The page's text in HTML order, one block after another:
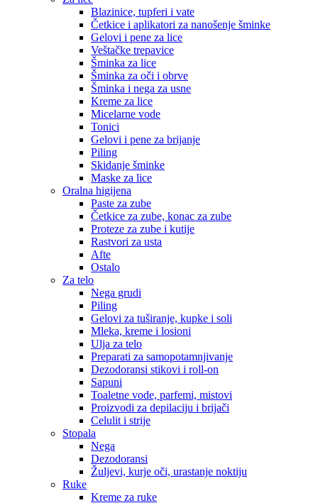
Blazinice, tupferi i vate
Četkice i aplikatori za nanošenje šminke
Gelovi i pene za lice
Veštačke trepavice
Šminka za lice
Šminka za oči i obrve
Šminka i nega za usne
Kreme za lice
Micelarne vode
Tonici
Gelovi i pene za brijanje
Piling
Skidanje šminke
Maske za lice
Oralna higijena
Paste za zube
Četkice za zube, konac za zube
Proteze za zube i kutije
Rastvori za usta
Afte
Ostalo
Za telo
Nega grudi
Piling
Gelovi za tuširanje, kupke i soli
Mleka, kreme i losioni
Ulja za telo
Preparati za samopotamnjivanje
Dezodoransi stikovi i roll-on
Sapuni
Toaletne vode, parfemi, mistovi
Proizvodi za depilaciju i brijači
Celulit i strije
Stopala
Nega
Dezodoransi
Žuljevi, kurje oči, urastanje noktiju
Ruke
Kreme za ruke